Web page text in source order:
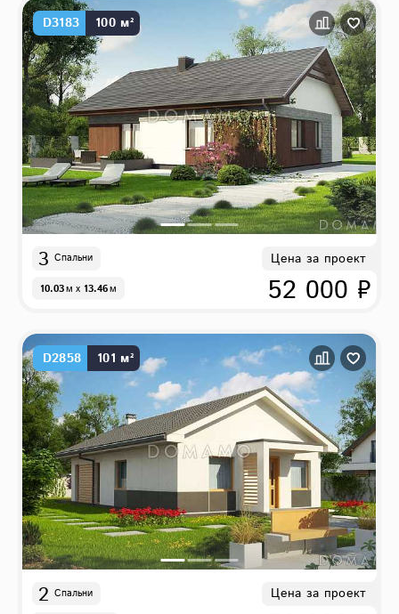
D3183 100 м²
3 Спальни
10.03м x 13.46м
Цена за проект
52 000 ₽
D2858 101 м²
2 Спальни Цена за проект